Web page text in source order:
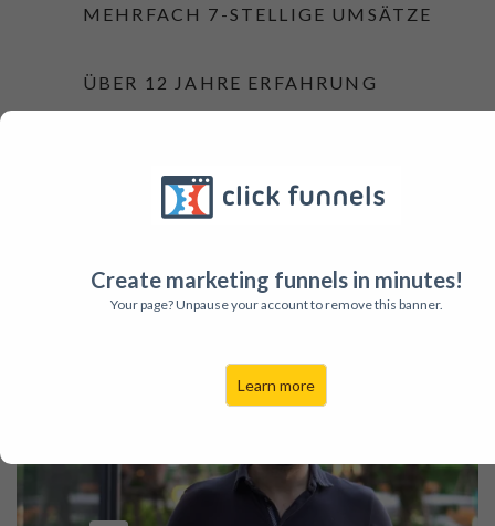
Create marketing funnels in minutes!
Your page? Unpause your account to remove this banner.
Learn more
MEHRFACH 7-STELLIGE UMSÄTZE
ÜBER 12 JAHRE ERFAHRUNG
GEHEIMWAFFE